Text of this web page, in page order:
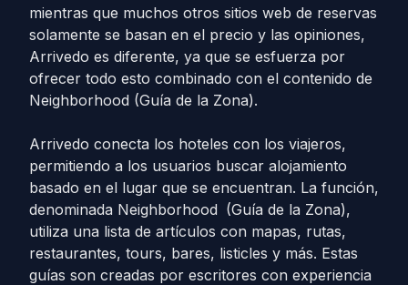
mientras que muchos otros sitios web de reservas
solamente se basan en el precio y las opiniones,
Arrivedo es diferente, ya que se esfuerza por
ofrecer todo esto combinado con el contenido de
Neighborhood (Guía de la Zona).
Arrivedo conecta los hoteles con los viajeros,
permitiendo a los usuarios buscar alojamiento
basado en el lugar que se encuentran. La función,
denominada Neighborhood (Guía de la Zona),
utiliza una lista de artículos con mapas, rutas,
restaurantes, tours, bares, listicles y más. Estas
guías son creadas por escritores con experiencia